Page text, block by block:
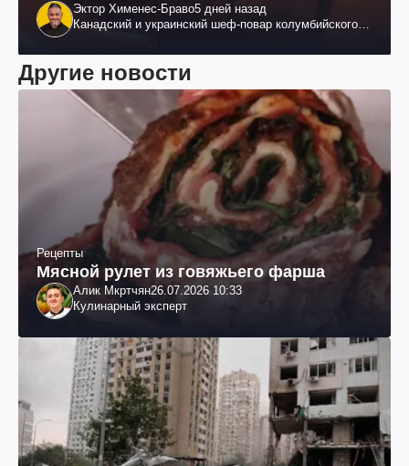
Эктор Хименес-Браво5 дней назад
Канадский и украинский шеф-повар колумбийского
Другие новости
Рецепты
Мясной рулет из говяжьего фарша
Алик Мкртчян26.07.2026 10:33
Кулинарный эксперт